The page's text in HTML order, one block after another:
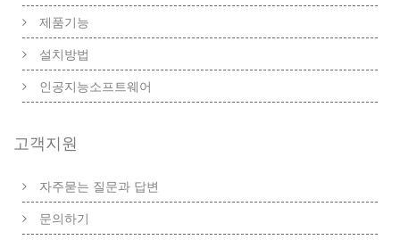
제품기능
설치방법
인공지능소프트웨어
고객지원
자주묻는 질문과 답변
문의하기